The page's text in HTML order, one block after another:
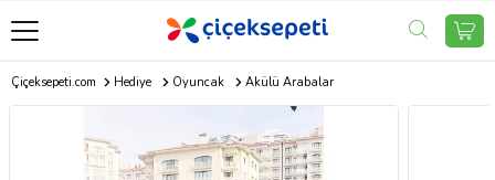
Çiçeksepeti.com Hediye Oyuncak Akülü Arabalar